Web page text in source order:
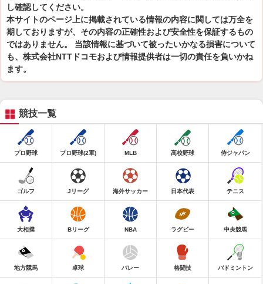
し確認してください。
本サイトのページ上に掲載されている情報の内容に関しては万全を
期しておりますが、その内容の正確性および安全性を保証するもの
ではありません。 当該情報に基づいて被ったいかなる損害について
も、株式会社NTTドコモおよび情報提供者は一切の責任を負いかね
ます。
競技一覧
プロ野球 プロ野球(2軍) MLB 高校野球 侍ジャパン
ゴルフ Jリーグ 海外サッカー 日本代表 テニス
大相撲 Bリーグ NBA ラグビー 中央競馬
地方競馬 卓球 バレー 格闘技 バドミントン